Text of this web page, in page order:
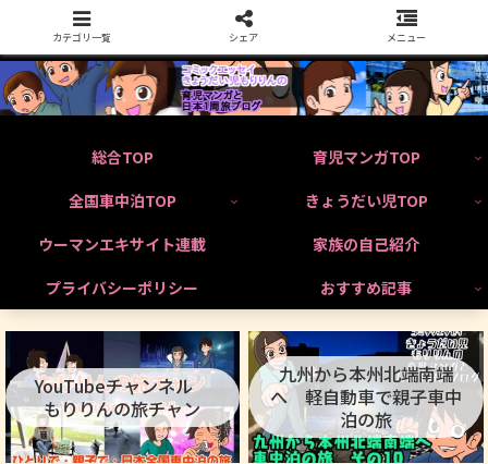
総合TOP
育児マンガTOP
全国車中泊TOP
きょうだい児TOP
ウーマンエキサイト連載
家族の自己紹介
プライバシーポリシー
おすすめ記事
YouTubeチャンネル
もりりんの旅チャン
九州から本州北端南端
へ 軽自動車で親子車中
泊の旅
カテゴリ一覧 シェア メニュー